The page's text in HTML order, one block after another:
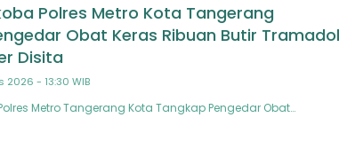
Polres Metro Kota Tangerang
Obat Keras Ribuan Butir Tramadol
Disita
2026 - 13:30 WIB
Metro Tangerang Kota Tangkap Pengedar Obat…